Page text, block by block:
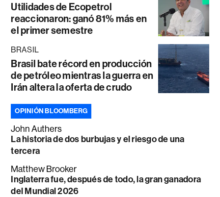
Utilidades de Ecopetrol
reaccionaron: ganó 81% más en
el primer semestre
BRASIL
Brasil bate récord en producción
de petróleo mientras la guerra en
Irán altera la oferta de crudo
OPINIÓN BLOOMBERG
John Authers
La historia de dos burbujas y el riesgo de una
tercera
Matthew Brooker
Inglaterra fue, después de todo, la gran ganadora
del Mundial 2026